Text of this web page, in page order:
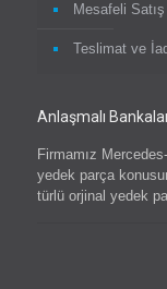
Mesafeli
Teslimat ve
Anlaşmalı
Firmamız
yedek parça
türlü orjinal yedek